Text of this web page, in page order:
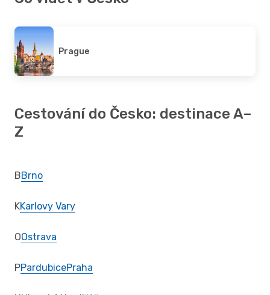
Prague
Cestování do Česko: destinace A–
Z
BBrno
KKarlovy Vary
OOstrava
PPardubicePraha